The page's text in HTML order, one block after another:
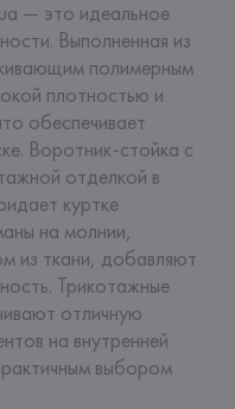
— это идеальное
Выполненная из
полимерным
плотностью и
обеспечивает
Воротник-стойка с
отделкой в
куртке
на молнии,
из ткани, добавляют
Трикотажные
отличную
на внутренней
выбором